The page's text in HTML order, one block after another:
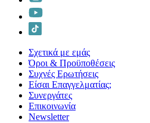
Σχετικά με εμάς
Όροι & Προϋποθέσεις
Συχνές Ερωτήσεις
Είσαι Επαγγελματίας;
Συνεργάτες
Επικοινωνία
Νewsletter